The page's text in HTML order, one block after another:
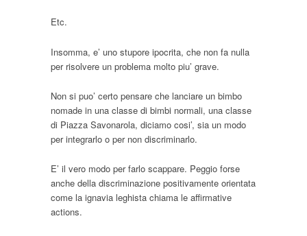
Etc.
Insomma, e’ uno stupore ipocrita, che non fa nulla
per risolvere un problema molto piu’ grave.
Non si puo’ certo pensare che lanciare un bimbo
nomade in una classe di bimbi normali, una classe
di Piazza Savonarola, diciamo cosi’, sia un modo
per integrarlo o per non discriminarlo.
E’ il vero modo per farlo scappare. Peggio forse
anche della discriminazione positivamente orientata
come la ignavia leghista chiama le affirmative
actions.